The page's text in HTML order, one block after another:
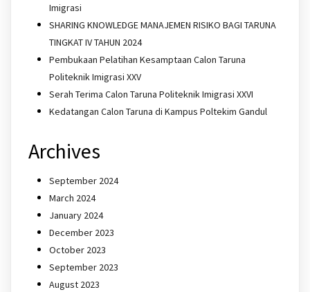
Imigrasi
SHARING KNOWLEDGE MANAJEMEN RISIKO BAGI TARUNA
TINGKAT IV TAHUN 2024
Pembukaan Pelatihan Kesamptaan Calon Taruna
Politeknik Imigrasi XXV
Serah Terima Calon Taruna Politeknik Imigrasi XXVI
Kedatangan Calon Taruna di Kampus Poltekim Gandul
Archives
September 2024
March 2024
January 2024
December 2023
October 2023
September 2023
August 2023